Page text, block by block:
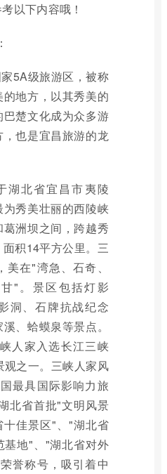
以下内容哦！
5A级旅游区，被称
地方，以其秀美的
楚文化成为众多游
也是宜昌旅游的龙
湖北省宜昌市夷陵
秀美壮丽的西陵峡
洲坝之间，跨越秀
积14平方公里。三
在"湾急、石奇、
"。景区包括灯影
洞、石牌抗战纪念
、蛤蟆泉等景点。
人家入选长江三峡
之一。三峡人家风
最具国际影响力旅
北省首批"文明风景
佳景区"、"湖北省
基地"、"湖北省对外
誉称号，吸引着中